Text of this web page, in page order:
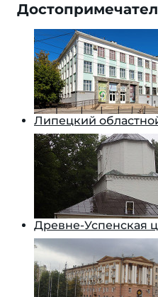
Липецкий
Древне-Успенская